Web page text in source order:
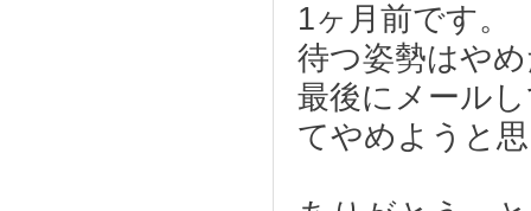
1ヶ月前です。
待つ姿勢はや
最後にメール
てやめようと